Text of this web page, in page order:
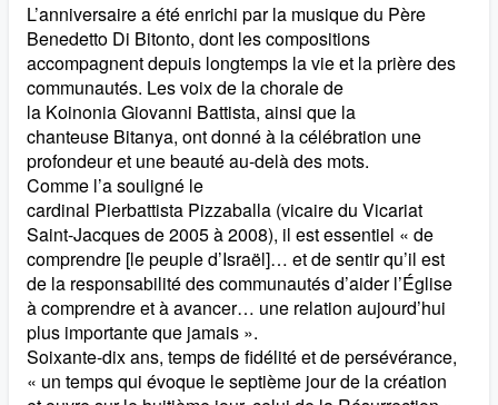
L’anniversaire a été enrichi par la musique du Père
Benedetto Di Bitonto, dont les compositions
accompagnent depuis longtemps la vie et la prière des
communautés. Les voix de la chorale de
la Koinonia Giovanni Battista, ainsi que la
chanteuse Bitanya, ont donné à la célébration une
profondeur et une beauté au-delà des mots.
Comme l’a souligné le
cardinal Pierbattista Pizzaballa (vicaire du Vicariat
Saint-Jacques de 2005 à 2008), il est essentiel « de
comprendre [le peuple d’Israël]… et de sentir qu’il est
de la responsabilité des communautés d’aider l’Église
à comprendre et à avancer… une relation aujourd’hui
plus importante que jamais ».
Soixante-dix ans, temps de fidélité et de persévérance,
« un temps qui évoque le septième jour de la création